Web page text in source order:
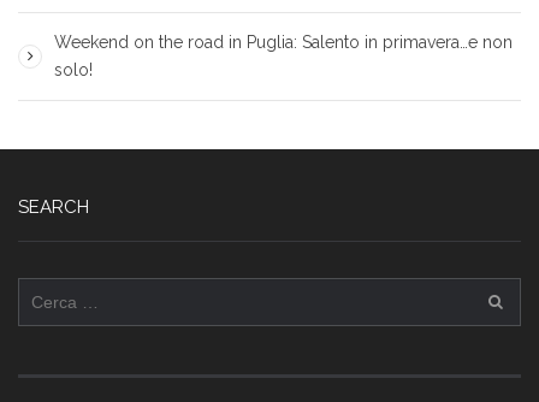
Weekend on the road in Puglia: Salento in primavera…e non
solo!
SEARCH
per: